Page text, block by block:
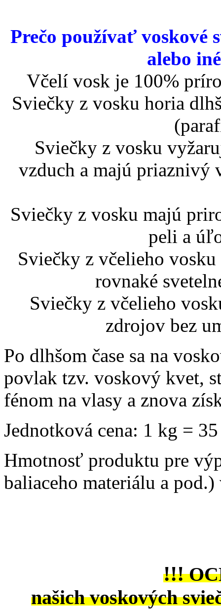
Prečo používať voskové
alebo
Včelí vosk je 100%
Sviečky z vosku horia
Sviečky z vosku
vzduch a majú priaznivý
Sviečky z vosku majú
peli a
Sviečky z včelieho
rovnaké
Sviečky z včelieho
zdrojov bez
Po dlhšom čase sa na
povlak tzv. voskový kvet,
fénom na vlasy a znova
Jednotková cena: 1 kg =
Hmotnosť produktu pre
baliaceho materiálu a
!!!
našich voskových